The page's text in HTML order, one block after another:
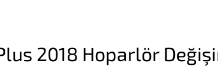
2018 Hoparlör